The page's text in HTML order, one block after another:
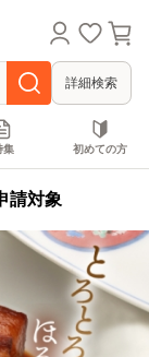
詳細検索
集 初めての方
請対象